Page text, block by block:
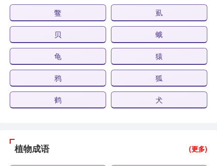
鳖 虱
贝 蛾
龟 猿
鸦 狐
鹤 犬
植物成语 (更多)